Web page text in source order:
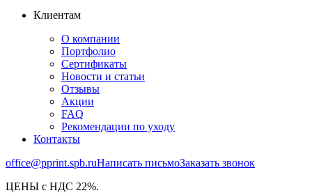
Клиентам
О компании
Портфолио
Сертификаты
Новости и статьи
Отзывы
Акции
FAQ
Рекомендации по уходу
Контакты
office@pprint.spb.ruНаписать письмоЗаказать звонок
ЦЕНЫ с НДС 22%.